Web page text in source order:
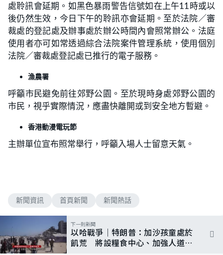
處聆訊會延期。如黑色暴雨警告信號如在上午11時或以
後仍然生效，今日下午的聆訊亦會延期。至於法院／審
裁處的登記處及辦事處於辦公時間內會照常辦公。法庭
使用者亦可如常透過綜合法院案件管理系統，使用個別
法院／審裁處登記處已推行的電子服務。
漁農署
呼籲市民避免前往郊野公園。至於現時身處郊野公園的
市民，視乎實際情況，應盡快離開或到安全地方暫避。
香港動漫電玩節
主辦單位宣布照常舉行，呼籲入場人士留意天氣。
新聞資訊 首頁新聞 新聞熱話
下一則新聞
以哈戰爭｜特朗普：加沙孩童處於
飢荒 將設糧食中心、加強人道援